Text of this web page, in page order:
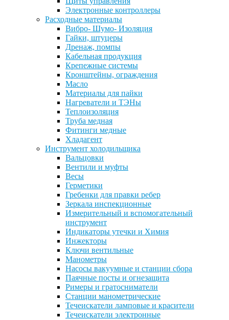
Электронные контроллеры
Расходные материалы
Вибро- Шумо- Изоляция
Гайки, штуцеры
Дренаж, помпы
Кабельная продукция
Крепежные системы
Кронштейны, ограждения
Масло
Материалы для пайки
Нагреватели и ТЭНы
Теплоизоляция
Труба медная
Фитинги медные
Хладагент
Инструмент холодильщика
Вальцовки
Вентили и муфты
Весы
Герметики
Гребенки для правки ребер
Зеркала инспекционные
Измерительный и вспомогательный
инструмент
Индикаторы утечки и Химия
Инжекторы
Ключи вентильные
Манометры
Насосы вакуумные и станции сбора
Паячные посты и огнезащита
Римеры и гратосниматели
Станции манометрические
Течеискатели ламповые и красители
Течеискатели электронные